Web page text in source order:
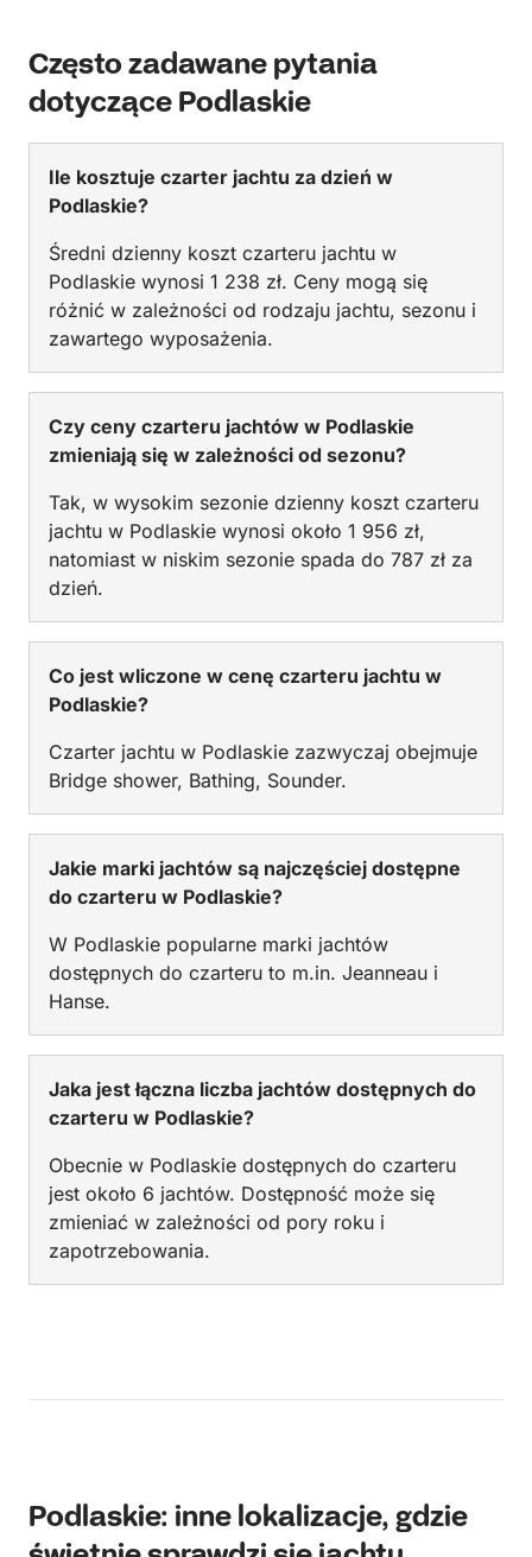
Często zadawane pytania
dotyczące Podlaskie
Ile kosztuje czarter jachtu za dzień w
Podlaskie?
Średni dzienny koszt czarteru jachtu w
Podlaskie wynosi 1 238 zł. Ceny mogą się
różnić w zależności od rodzaju jachtu, sezonu i
zawartego wyposażenia.
Czy ceny czarteru jachtów w Podlaskie
zmieniają się w zależności od sezonu?
Tak, w wysokim sezonie dzienny koszt czarteru
jachtu w Podlaskie wynosi około 1 956 zł,
natomiast w niskim sezonie spada do 787 zł za
dzień.
Co jest wliczone w cenę czarteru jachtu w
Podlaskie?
Czarter jachtu w Podlaskie zazwyczaj obejmuje
Bridge shower, Bathing, Sounder.
Jakie marki jachtów są najczęściej dostępne
do czarteru w Podlaskie?
W Podlaskie popularne marki jachtów
dostępnych do czarteru to m.in. Jeanneau i
Hanse.
Jaka jest łączna liczba jachtów dostępnych do
czarteru w Podlaskie?
Obecnie w Podlaskie dostępnych do czarteru
jest około 6 jachtów. Dostępność może się
zmieniać w zależności od pory roku i
zapotrzebowania.
Podlaskie: inne lokalizacje, gdzie